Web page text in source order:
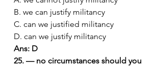
B. we can justify militancy
C. can we justified militancy
D. can we justify militancy
Ans: D
25. — no circumstances should you